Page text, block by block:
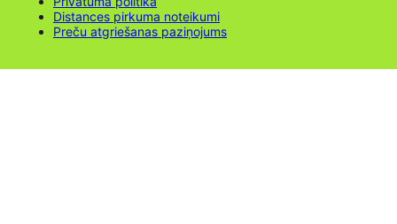
Distances pirkuma noteikumi
Preču atgriešanas paziņojums